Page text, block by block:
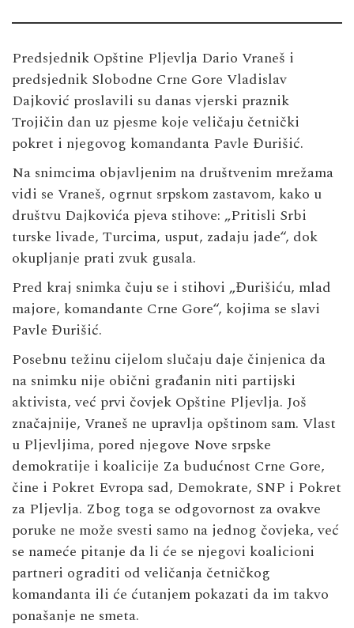
Predsjednik Opštine Pljevlja Dario Vraneš i
predsjednik Slobodne Crne Gore Vladislav
Dajković proslavili su danas vjerski praznik
Trojičin dan uz pjesme koje veličaju četnički
pokret i njegovog komandanta Pavle Đurišić.
Na snimcima objavljenim na društvenim mrežama
vidi se Vraneš, ogrnut srpskom zastavom, kako u
društvu Dajkovića pjeva stihove: „Pritisli Srbi
turske livade, Turcima, usput, zadaju jade“, dok
okupljanje prati zvuk gusala.
Pred kraj snimka čuju se i stihovi „Đurišiću, mlad
majore, komandante Crne Gore“, kojima se slavi
Pavle Đurišić.
Posebnu težinu cijelom slučaju daje činjenica da
na snimku nije obični građanin niti partijski
aktivista, već prvi čovjek Opštine Pljevlja. Još
značajnije, Vraneš ne upravlja opštinom sam. Vlast
u Pljevljima, pored njegove Nove srpske
demokratije i koalicije Za budućnost Crne Gore,
čine i Pokret Evropa sad, Demokrate, SNP i Pokret
za Pljevlja. Zbog toga se odgovornost za ovakve
poruke ne može svesti samo na jednog čovjeka, već
se nameće pitanje da li će se njegovi koalicioni
partneri ograditi od veličanja četničkog
komandanta ili će ćutanjem pokazati da im takvo
ponašanje ne smeta.